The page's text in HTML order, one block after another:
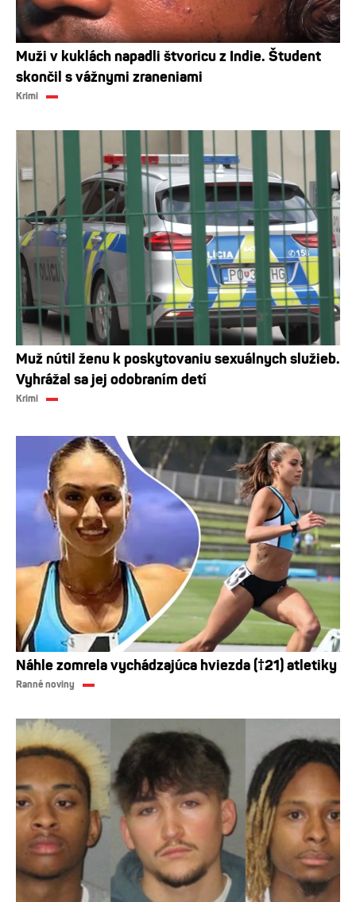
Muži v kuklách napadli štvoricu z Indie. Študent
skončil s vážnymi zraneniami
Krimi
Muž nútil ženu k poskytovaniu sexuálnych služieb.
Vyhrážal sa jej odobraním detí
Krimi
Náhle zomrela vychádzajúca hviezda (†21) atletiky
Ranné noviny